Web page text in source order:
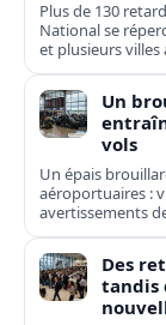
Plus de 130
National se
et plusieurs villes
Un
vols
Un épais
aéroportuaires :
avertissements
domestiques et
Des
tandis